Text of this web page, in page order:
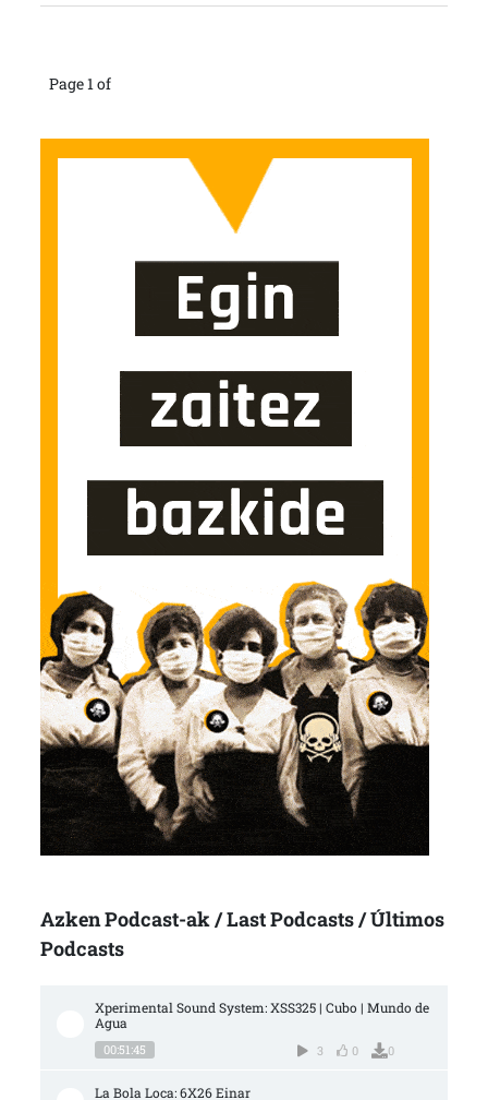
Page 1 of
Azken Podcast-ak / Last Podcasts / Últimos
Podcasts
Xperimental Sound System: XSS325 | Cubo | Mundo de
Agua
00:51:45 3 0 0
La Bola Loca: 6X26 Einar